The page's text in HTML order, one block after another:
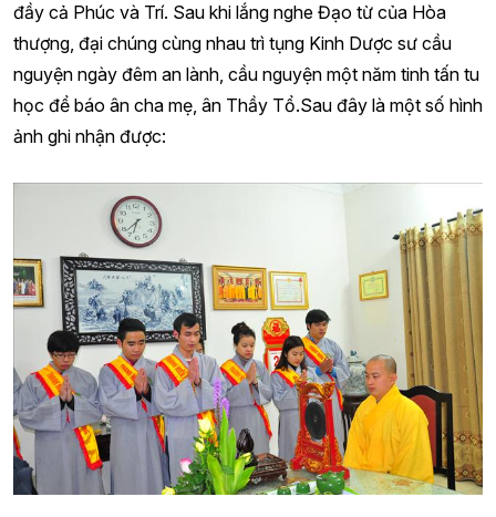
đầy cả Phúc và Trí. Sau khi lắng nghe Đạo từ của Hòa
thượng, đại chúng cùng nhau trì tụng Kinh Dược sư cầu
nguyện ngày đêm an lành, cầu nguyện một năm tinh tấn tu
học để báo ân cha mẹ, ân Thầy Tổ.Sau đây là một số hình
ảnh ghi nhận được: